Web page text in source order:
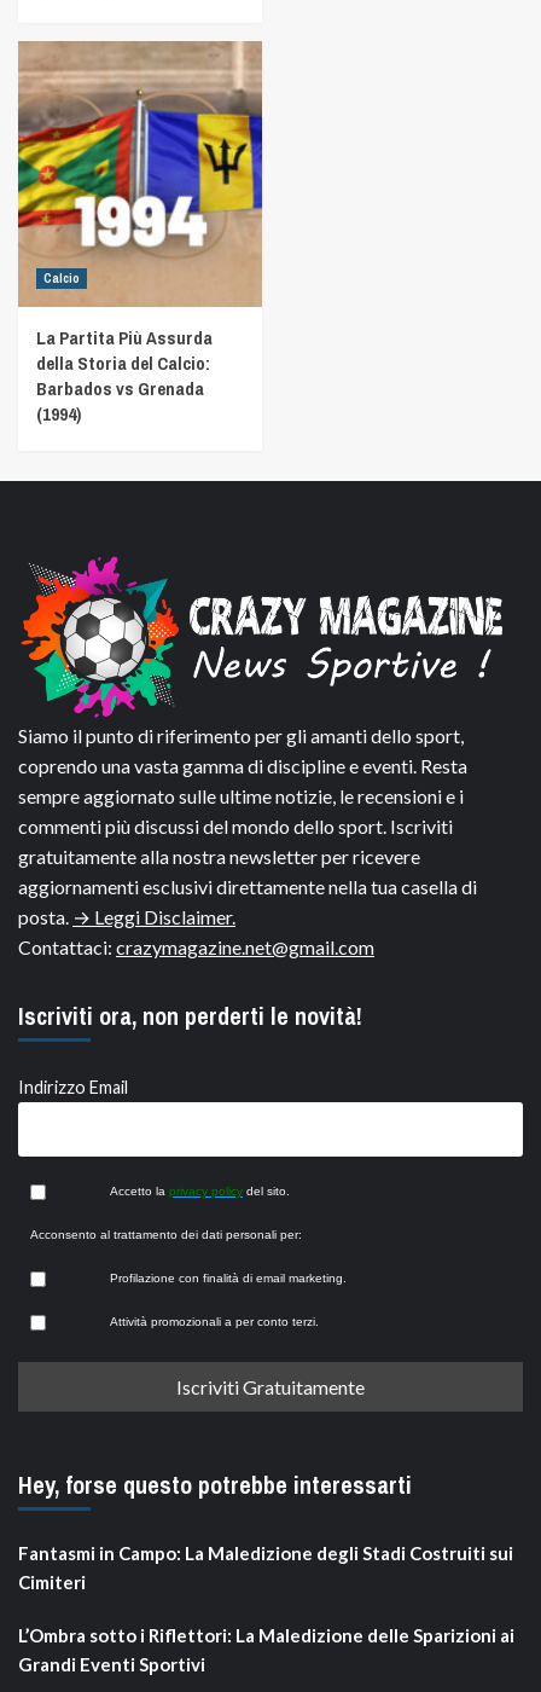
Calcio
La Partita Più Assurda
della Storia del Calcio:
Barbados vs Grenada
(1994)
Siamo il punto di riferimento per gli amanti dello sport,
coprendo una vasta gamma di discipline e eventi. Resta
sempre aggiornato sulle ultime notizie, le recensioni e i
commenti più discussi del mondo dello sport. Iscriviti
gratuitamente alla nostra newsletter per ricevere
aggiornamenti esclusivi direttamente nella tua casella di
posta. → Leggi Disclaimer.
Contattaci: crazymagazine.net@gmail.com
Iscriviti ora, non perderti le novità!
Indirizzo Email
Accetto la privacy policy del sito.
Acconsento al trattamento dei dati personali per:
Profilazione con finalità di email marketing.
Attività promozionali a per conto terzi.
Hey, forse questo potrebbe interessarti
Fantasmi in Campo: La Maledizione degli Stadi Costruiti sui
Cimiteri
L’Ombra sotto i Riflettori: La Maledizione delle Sparizioni ai
Grandi Eventi Sportivi